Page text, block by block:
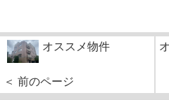
オススメ物件
＜ 前のページ